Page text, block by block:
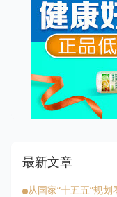
最新文章
从国家“十五五”规